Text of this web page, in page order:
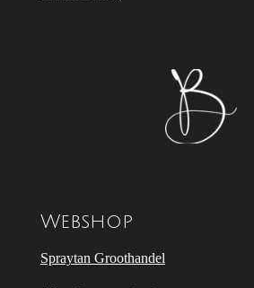
Webshop
Spraytan Groothandel